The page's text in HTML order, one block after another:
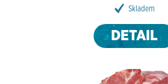
Skladem
DETAIL